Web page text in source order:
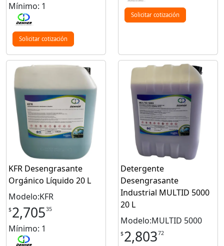
Mínimo: 1
Solicitar cotización
Solicitar cotización
KFR Desengrasante
Orgánico Líquido 20 L
Modelo:KFR
$2,70535
Mínimo: 1
Detergente
Desengrasante
Industrial MULTID 5000
20 L
Modelo:MULTID 5000
$2,80372